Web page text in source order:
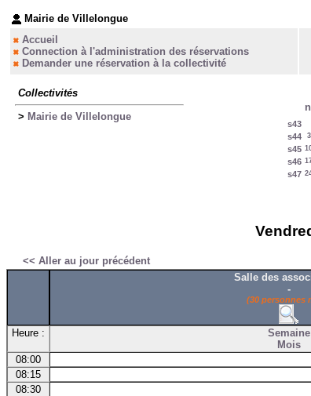
Mairie de Villelongue
Accueil
Connection à l'administration des réservations
Demander une réservation à la collectivité
Collectivités
> Mairie de Villelongue
s43
s44 3
s45
s46
s47
<< Aller au jour précédent
Salle des
-
(30 personnes
Heure :
Semaine
Mois
08:00
08:15
08:30